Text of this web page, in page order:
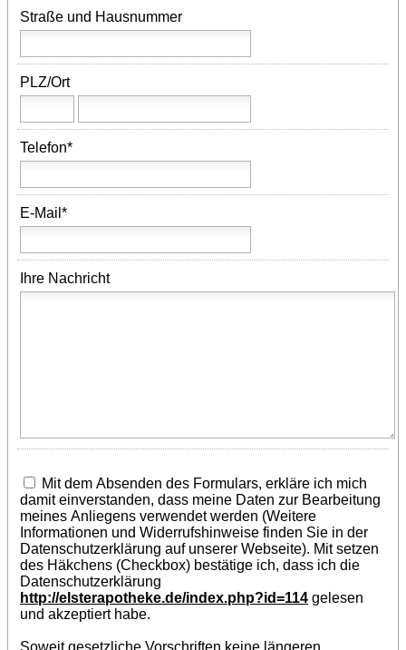
Straße und Hausnummer
PLZ/Ort
Telefon*
E-Mail*
Ihre Nachricht
Mit dem Absenden des Formulars, erkläre ich mich
damit einverstanden, dass meine Daten zur Bearbeitung
meines Anliegens verwendet werden (Weitere
Informationen und Widerrufshinweise finden Sie in der
Datenschutzerklärung auf unserer Webseite). Mit setzen
des Häkchens (Checkbox) bestätige ich, dass ich die
Datenschutzerklärung
http://elsterapotheke.de/index.php?id=114 gelesen
und akzeptiert habe.
Soweit gesetzliche Vorschriften keine längeren